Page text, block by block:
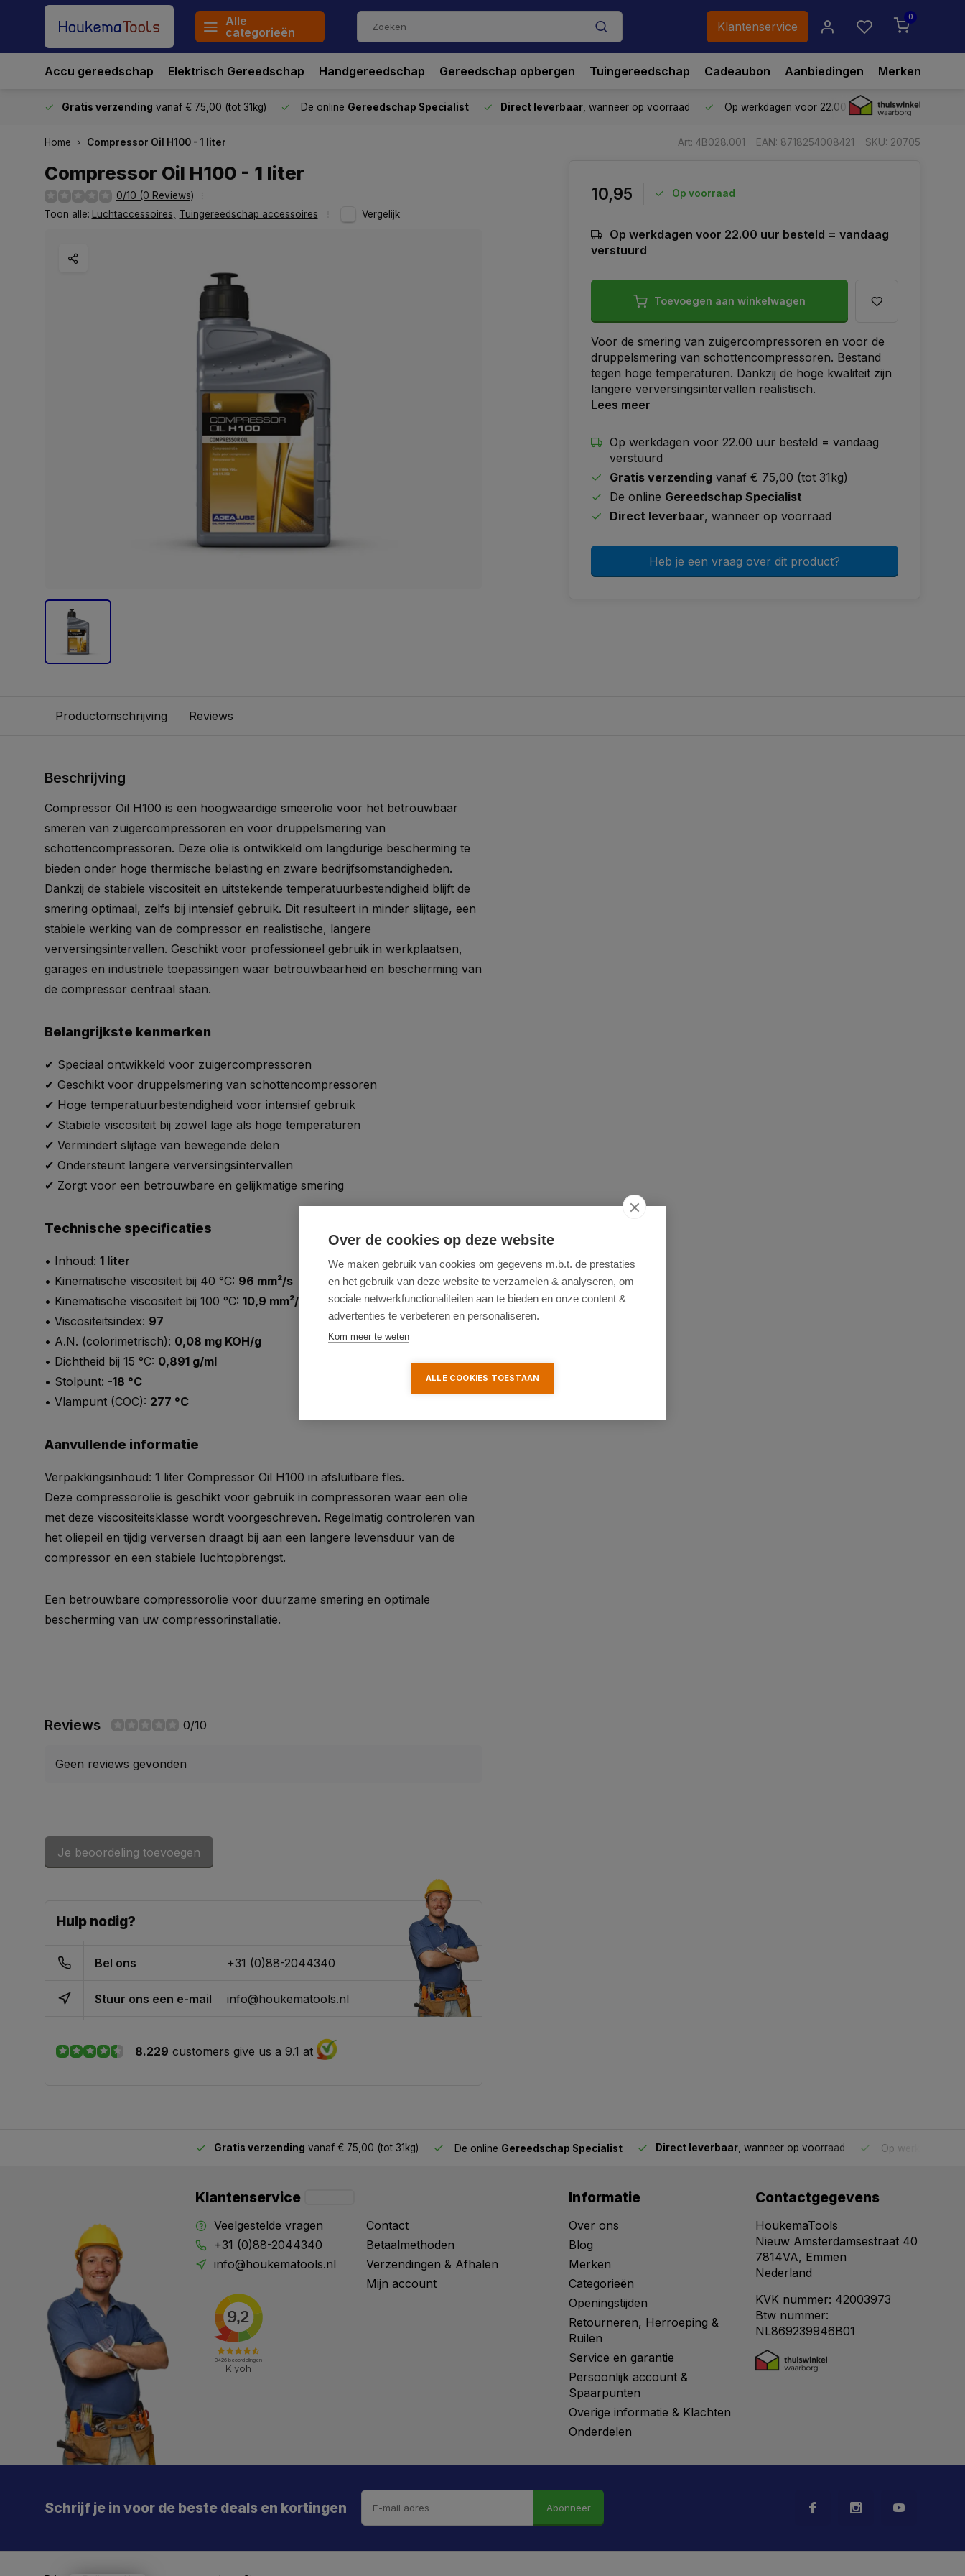
Alle
categorieën
Klantenservice
0
Accu gereedschap Elektrisch Gereedschap Handgereedschap Gereedschap opbergen Tuingereedschap Cadeaubon Aanbiedingen Merken
Gratis verzending vanaf € 75,00 (tot 31kg) De online Gereedschap Specialist Direct leverbaar , wanneer op voorraad Op werkdagen voor 22.00 uur besteld,vandaag
Home Compressor Oil H100 - 1 liter Art: 4B028.001 EAN: 8718254008421 SKU: 20705
Compressor Oil H100 - 1 liter
0/10 (0 Reviews)
Toon alle: Luchtaccessoires Tuingereedschap accessoires Vergelijk
10,95 Op voorraad
Op werkdagen voor 22.00 uur besteld = vandaag
verstuurd
Toevoegen aan winkelwagen
Voor de smering van zuigercompressoren en voor de
druppelsmering van schottencompressoren. Bestand
tegen hoge temperaturen. Dankzij de hoge kwaliteit zijn
langere verversingsintervallen realistisch.
Lees meer
Op werkdagen voor 22.00 uur besteld = vandaag
verstuurd
Gratis verzending vanaf € 75,00 (tot 31kg)
De online Gereedschap Specialist
Direct leverbaar, wanneer op voorraad
Heb je een vraag over dit product?
Productomschrijving Reviews
Beschrijving
Compressor Oil H100 is een hoogwaardige smeerolie voor het betrouwbaar
smeren van zuigercompressoren en voor druppelsmering van
schottencompressoren. Deze olie is ontwikkeld om langdurige bescherming te
bieden onder hoge thermische belasting en zware bedrijfsomstandigheden.
Dankzij de stabiele viscositeit en uitstekende temperatuurbestendigheid blijft de
smering optimaal, zelfs bij intensief gebruik. Dit resulteert in minder slijtage, een
stabiele werking van de compressor en realistische, langere
verversingsintervallen. Geschikt voor professioneel gebruik in werkplaatsen,
garages en industriële toepassingen waar betrouwbaarheid en bescherming van
de compressor centraal staan.
Belangrijkste kenmerken
✔ Speciaal ontwikkeld voor zuigercompressoren
✔ Geschikt voor druppelsmering van schottencompressoren
✔ Hoge temperatuurbestendigheid voor intensief gebruik
✔ Stabiele viscositeit bij zowel lage als hoge temperaturen
✔ Vermindert slijtage van bewegende delen
✔ Ondersteunt langere verversingsintervallen
✔ Zorgt voor een betrouwbare en gelijkmatige smering
Technische specificaties
• Inhoud: 1 liter
• Kinematische viscositeit bij 40 °C: 96 mm²/s
• Kinematische viscositeit bij 100 °C: 10,9 mm²/s
• Viscositeitsindex: 97
• A.N. (colorimetrisch): 0,08 mg KOH/g
• Dichtheid bij 15 °C: 0,891 g/ml
• Stolpunt: -18 °C
• Vlampunt (COC): 277 °C
Aanvullende informatie
Verpakkingsinhoud: 1 liter Compressor Oil H100 in afsluitbare fles.
Deze compressorolie is geschikt voor gebruik in compressoren waar een olie
met deze viscositeitsklasse wordt voorgeschreven. Regelmatig controleren van
het oliepeil en tijdig verversen draagt bij aan een langere levensduur van de
compressor en een stabiele luchtopbrengst.
Een betrouwbare compressorolie voor duurzame smering en optimale
bescherming van uw compressorinstallatie.
Reviews 0/10
Geen reviews gevonden
Je beoordeling toevoegen
Hulp nodig?
Bel ons +31 (0)88-2044340
Stuur ons een e-mail info@houkematools.nl
8.229 customers give us a 9.1 at
Gratis verzending vanaf € 75,00 (tot 31kg) De online Gereedschap Specialist Direct leverbaar , wanneer op voorraad Op werkdagen
Klantenservice
Veelgestelde vragen
+31 (0)88-2044340
info@houkematools.nl
Contact
Betaalmethoden
Verzendingen & Afhalen
Mijn account
Informatie
Over ons
Blog
Merken
Categorieën
Openingstijden
Retourneren, Herroeping &
Ruilen
Service en garantie
Persoonlijk account &
Spaarpunten
Overige informatie & Klachten
Onderdelen
Contactgegevens
HoukemaTools
Nieuw Amsterdamsestraat 40
7814VA, Emmen
Nederland
KVK nummer: 42003973
Btw nummer:
NL869239946B01
Schrijf je in voor de beste deals en kortingen Abonneer
Over de cookies op deze website
We maken gebruik van cookies om gegevens m.b.t. de prestaties
en het gebruik van deze website te verzamelen & analyseren, om
sociale netwerkfunctionaliteiten aan te bieden en onze content &
advertenties te verbeteren en personaliseren.
Kom meer te weten
ALLE COOKIES TOESTAAN
Meld je aan en mis geen enkele actie, aanbieding
of nieuwe deal meer. Én je krijgt direct €5 korting!
Je hebt de weg vrij gemaaid naar €5 korting!
De kortingscode is onderweg naar je mailbox.